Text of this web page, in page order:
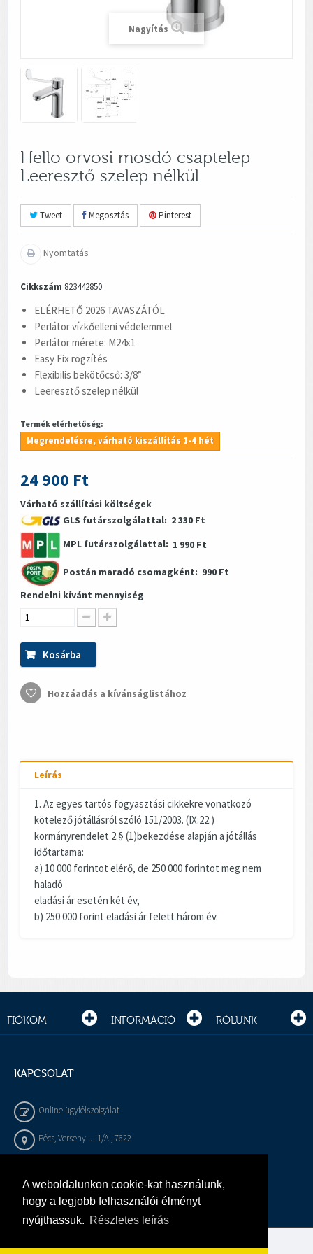
A weboldalunkon cookie-kat használunk,
hogy a legjobb felhasználói élményt
nyújthassuk. Részletes leírás
Nagyítás
Hello orvosi mosdó csaptelep
Leeresztő szelep nélkül
Tweet Megosztás Pinterest
Nyomtatás
Cikkszám 823442850
ELÉRHETŐ 2026 TAVASZÁTÓL
Perlátor vízkőelleni védelemmel
Perlátor mérete: M24x1
Easy Fix rögzítés
Flexibilis bekötőcső: 3/8”
Leeresztő szelep nélkül
Termék elérhetőség:
Megrendelésre, várható kiszállítás 1-4 hét
24 900 Ft
Várható szállítási költségek
GLS futárszolgálattal: 2 330 Ft
MPL futárszolgálattal: 1 990 Ft
Postán maradó csomagként: 990 Ft
Rendelni kívánt mennyiség
Kosárba
Hozzáadás a kívánságlistához
Leírás
1. Az egyes tartós fogyasztási cikkekre vonatkozó
kötelező jótállásról szóló 151/2003. (IX.22.)
kormányrendelet 2.§ (1)bekezdése alapján a jótállás
időtartama:
a) 10 000 forintot elérő, de 250 000 forintot meg nem
haladó
eladási ár esetén két év,
b) 250 000 forint eladási ár felett három év.
FIÓKOM INFORMÁCIÓ RÓLUNK
KAPCSOLAT
Online ügyfélszolgálat
Pécs, Verseny u. 1/A , 7622
info@gepeszbolt.hu
Árukereső, a hiteles vásárlási kalauz